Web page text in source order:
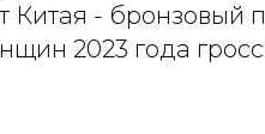
Китая - бронзовый
2023 года